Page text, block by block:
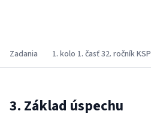
Zadania 1. kolo 1. časť 32. ročník KSP
3. Základ úspechu